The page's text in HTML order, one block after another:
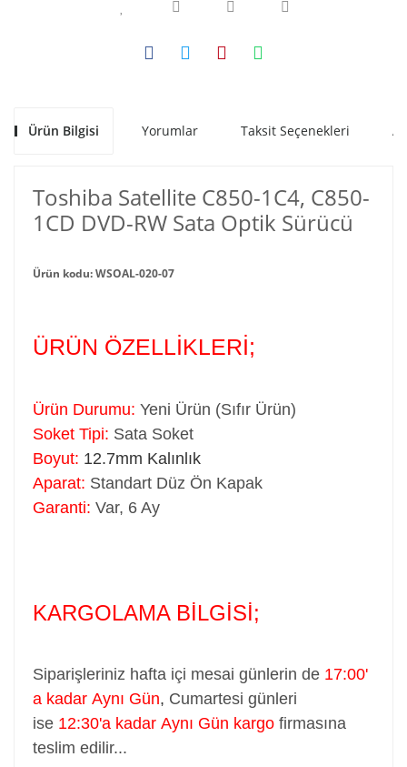
Ürün Bilgisi Yorumlar Taksit Seçenekleri
Toshiba Satellite C850-1C4, C850-
1CD DVD-RW Sata Optik Sürücü
Ürün kodu: WSOAL-020-07
ÜRÜN ÖZELLİKLERİ;
Ürün Durumu: Yeni Ürün (Sıfır Ürün)
Soket Tipi: Sata Soket
Boyut: 12.7mm Kalınlık
Aparat: Standart Düz Ön Kapak
Garanti: Var, 6 Ay
KARGOLAMA BİLGİSİ;
Siparişleriniz hafta içi mesai günlerin de 17:00'
a kadar Aynı Gün, Cumartesi günleri
ise 12:30'a kadar Aynı Gün kargo firmasına
teslim edilir...